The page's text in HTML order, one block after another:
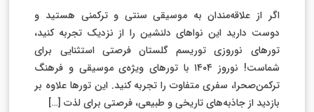
اگر از علاقه‌مندان به موسیقی سنتی و ترکمنی هستید و
دوست دارید این نواهای دلنشین را از نزدیک تجربه کنید،
تورهای نوروزی توریسم گلستان فرصتی استثنایی برای
شماست! نوروز ۱۴۰۴ با تورهای ویژه‌ی موسیقی و فرهنگ
ترکمن‌صحرا، سفری متفاوت را تجربه کنید. این تورها علاوه بر
بازدید از جاذبه‌های تاریخی و طبیعی، فرصتی برای لذت […]